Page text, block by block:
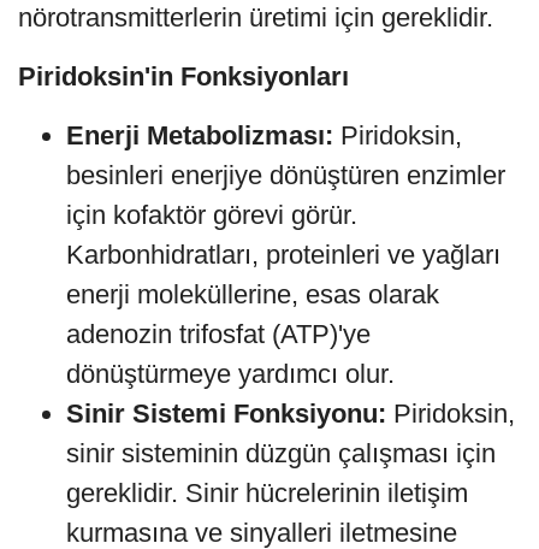
nörotransmitterlerin üretimi için gereklidir.
Piridoksin'in Fonksiyonları
Enerji Metabolizması: Piridoksin,
besinleri enerjiye dönüştüren enzimler
için kofaktör görevi görür.
Karbonhidratları, proteinleri ve yağları
enerji moleküllerine, esas olarak
adenozin trifosfat (ATP)'ye
dönüştürmeye yardımcı olur.
Sinir Sistemi Fonksiyonu: Piridoksin,
sinir sisteminin düzgün çalışması için
gereklidir. Sinir hücrelerinin iletişim
kurmasına ve sinyalleri iletmesine